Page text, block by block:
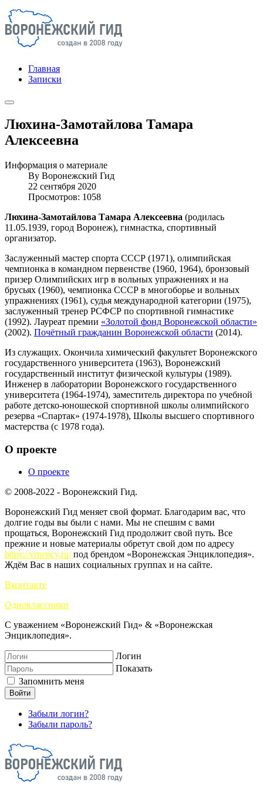
Главная
Записки
Люхина-Замотайлова Тамара
Алексеевна
Информация о материале
By Воронежский Гид
22 сентября 2020
Просмотров: 1058
Люхина-Замотайлова Тамара Алексеевна (родилась
11.05.1939, город Воронеж), гимнастка, спортивный
организатор.
Заслуженный мастер спорта СССР (1971), олимпийская
чемпионка в командном первенстве (1960, 1964), бронзовый
призер Олимпийских игр в вольных упражнениях и на
брусьях (1960), чемпионка СССР в многоборье и вольных
упражнениях (1961), судья международной категории (1975),
заслуженный тренер РСФСР по спортивной гимнастике
(1992). Лауреат премии «Золотой фонд Воронежской области»
(2002). Почётный гражданин Воронежской области (2014).
Из служащих. Окончила химический факультет Воронежского
государственного университета (1963), Воронежский
государственный институт физической культуры (1989).
Инженер в лаборатории Воронежского государственного
университета (1964-1974), заместитель директора по учебной
работе детско-юношеской спортивной школы олимпийского
резерва «Спартак» (1974-1978), Школы высшего спортивного
мастерства (с 1978 года).
О проекте
О проекте
© 2008-2022 - Воронежский Гид.
Воронежский Гид меняет свой формат. Благодарим вас, что
долгие годы вы были с нами. Мы не спешим с вами
прощаться, Воронежский Гид продолжит свой путь. Все
прежние и новые материалы обретут свой дом по адресу
https://vrnency.ru/под брендом «Воронежская Энциклопедия».
Ждём Вас в наших социальных группах и на сайте.
Вконтакте
Одноклассники
С уважением «Воронежский Гид» & «Воронежская
Энциклопедия».
Логин
Показать
Запомнить меня
Войти
Забыли логин?
Забыли пароль?